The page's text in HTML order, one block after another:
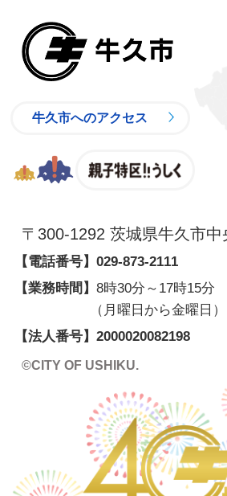
牛久市へのアクセス
〒300-1292 茨城県牛久市
【電話番号】 029-873-2111
【業務時間】 8時30分～17時15分
（月曜日から金曜日
【法人番号】 2000020082198
©CITY OF USHIKU.